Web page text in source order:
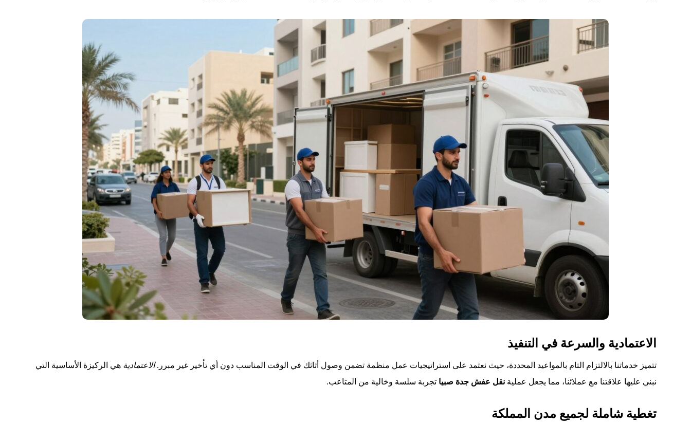
الاعتمادية والسرعة في التنفيذ
تتميز خدماتنا بالالتزام التام بالمواعيد المحددة، حيث نعتمد على استراتيجيات عمل منظمة تضمن وصول أثاثك في الوقت المناسب دون أي تأخير غير مبرر.الاعتمادية هي الركيزة الأساسية التي
نبني عليها علاقتنا مع عملائنا، مما يجعل عمليةنقل عفش جدة صبيا تجربة سلسة وخالية من المتاعب.
تغطية شاملة لجميع مدن المملكة